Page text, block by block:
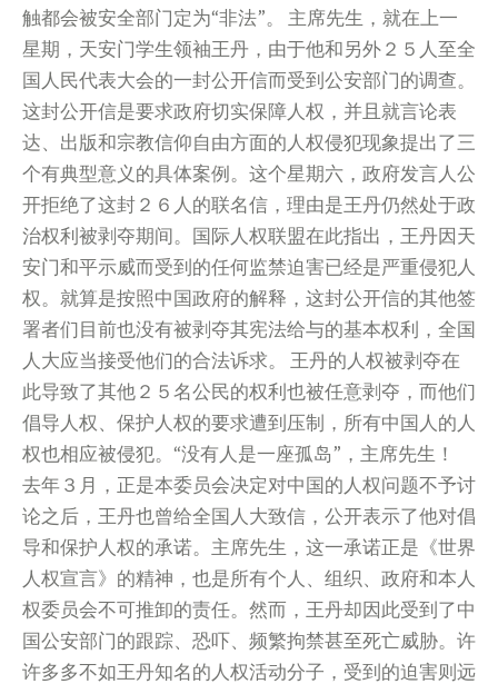
触都会被安全部门定为“非法”。 主席先生，就在上一
星期，天安门学生领袖王丹，由于他和另外２５人至全
国人民代表大会的一封公开信而受到公安部门的调查。
这封公开信是要求政府切实保障人权，并且就言论表
达、出版和宗教信仰自由方面的人权侵犯现象提出了三
个有典型意义的具体案例。这个星期六，政府发言人公
开拒绝了这封２６人的联名信，理由是王丹仍然处于政
治权利被剥夺期间。国际人权联盟在此指出，王丹因天
安门和平示威而受到的任何监禁迫害已经是严重侵犯人
权。就算是按照中国政府的解释，这封公开信的其他签
署者们目前也没有被剥夺其宪法给与的基本权利，全国
人大应当接受他们的合法诉求。 王丹的人权被剥夺在
此导致了其他２５名公民的权利也被任意剥夺，而他们
倡导人权、保护人权的要求遭到压制，所有中国人的人
权也相应被侵犯。“没有人是一座孤岛”，主席先生！
去年３月，正是本委员会决定对中国的人权问题不予讨
论之后，王丹也曾给全国人大致信，公开表示了他对倡
导和保护人权的承诺。主席先生，这一承诺正是《世界
人权宣言》的精神，也是所有个人、组织、政府和本人
权委员会不可推卸的责任。然而，王丹却因此受到了中
国公安部门的跟踪、恐吓、频繁拘禁甚至死亡威胁。许
许多多不如王丹知名的人权活动分子，受到的迫害则远